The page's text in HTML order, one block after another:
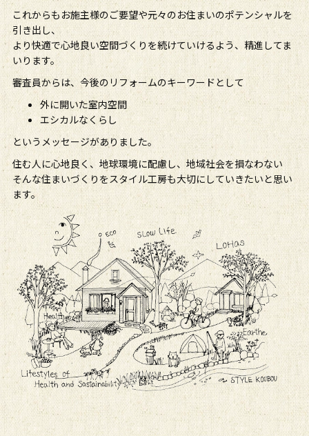
これからもお施主様のご要望や元々のお住まいのポテンシャルを
引き出し、
より快適で心地良い空間づくりを続けていけるよう、精進してま
いります。
審査員からは、今後のリフォームのキーワードとして
外に開いた室内空間
エシカルなくらし
というメッセージがありました。
住む人に心地良く、地球環境に配慮し、地域社会を損なわない
そんな住まいづくりをスタイル工房も大切にしていきたいと思い
ます。